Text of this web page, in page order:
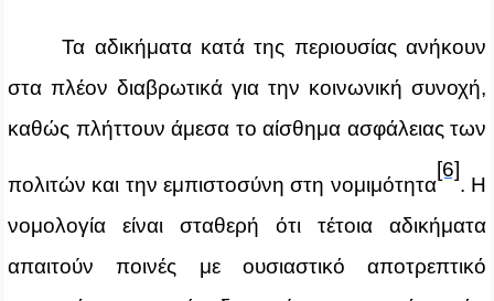
Τα αδικήματα κατά της περιουσίας ανήκουν
στα πλέον διαβρωτικά για την κοινωνική συνοχή,
καθώς πλήττουν άμεσα το αίσθημα ασφάλειας των
πολιτών και την εμπιστοσύνη στη νομιμότητα
[6]
. Η
νομολογία είναι σταθερή ότι τέτοια αδικήματα
απαιτούν ποινές με ουσιαστικό αποτρεπτικό